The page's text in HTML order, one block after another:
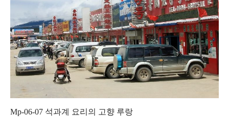
Mp-06-07 석과계 요리의 고향 루랑